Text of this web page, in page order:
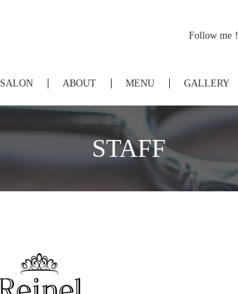
Follow me！
SALON ABOUT MENU GALLERY
STAFF